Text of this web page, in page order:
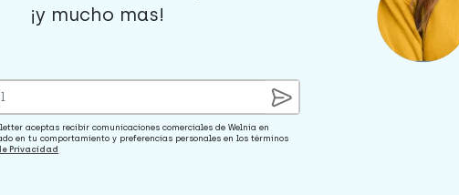
¡y mucho mas!
aceptas recibir comunicaciones comerciales de Welnia en
en tu comportamiento y preferencias personales en los términos
Privacidad